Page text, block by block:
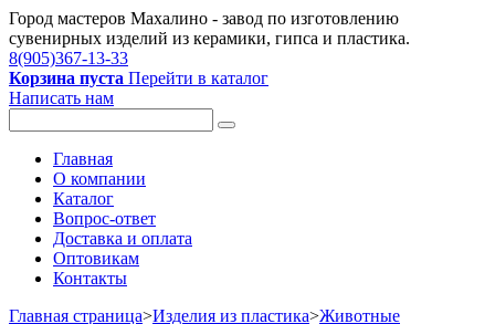
Город мастеров Mахалино - завод по изготовлению
сувенирных изделий из керамики, гипса и пластика.
8(905)367-13-33
Корзина пуста Перейти в каталог
Написать нам
Главная
О компании
Каталог
Вопрос-ответ
Доставка и оплата
Оптовикам
Контакты
Главная страница>Изделия из пластика>Животные